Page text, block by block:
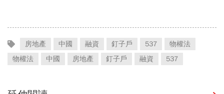
房地產 中國 融資 釘子戶 537
物權法
物權法
中國 房地產 釘子戶 融資 537